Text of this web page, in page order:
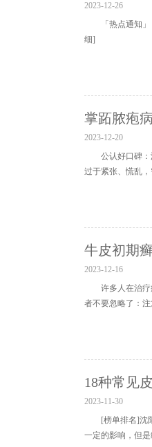
2023-12-26
「热点通知
细]
掌跖脓疱
2023-12-20
公认好口碑
过于紧张、慌乱
牛皮初期
2023-12-16
许多人在治
者不要忽略了：注
18种常见
2023-11-30
[榜单排名]沈
一定的影响，但